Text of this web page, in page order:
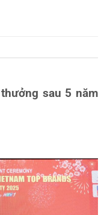
sau 5 năm